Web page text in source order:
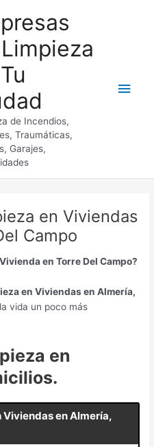
de Incendios,
Traumáticas,
Garajes,
en Viviendas
Campo
en Torre Del Campo?
en Viviendas en Almería,
vida un poco más
en
Viviendas enAlmería,